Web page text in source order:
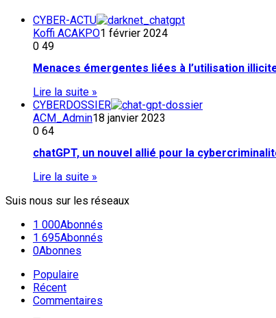
CYBER-ACTU
Koffi ACAKPO1 février 2024
0 49
Menaces émergentes liées à l’utilisation
Lire la suite »
CYBERDOSSIER
ACM_Admin18 janvier 2023
0 64
chatGPT, un nouvel allié pour la
Lire la suite »
Suis nous sur les réseaux
1 000Abonnés
1 695Abonnés
0Abonnes
Populaire
Récent
Commentaires